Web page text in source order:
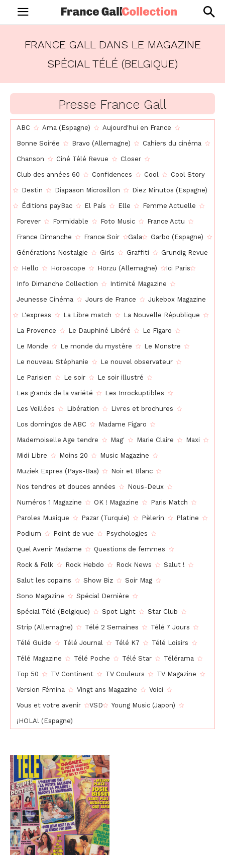
FRANCE GALL DANS LE MAGAZINE
SPÉCIAL TÉLÉ (BELGIQUE)
Presse France Gall
ABC Ama (Espagne) Aujourd'hui en France
Bonne Soirée Bravo (Allemagne) Cahiers du cinéma
Chanson Ciné Télé Revue Closer
Club des années 60 Confidences Cool Cool Story
Destin Diapason Microsillon Diez Minutos (Espagne)
Éditions payBac El País Elle Femme Actuelle
Forever Formidable Foto Music France Actu
France Dimanche France Soir Gala Garbo (Espagne)
Générations Nostalgie Girls Graffiti Grundig Revue
Hello Horoscope Hörzu (Allemagne) Ici Paris
Info Dimanche Collection Intimité Magazine
Jeunesse Cinéma Jours de France Jukebox Magazine
L'express La Libre match La Nouvelle République
La Provence Le Dauphiné Libéré Le Figaro
Le Monde Le monde du mystère Le Monstre
Le nouveau Stéphanie Le nouvel observateur
Le Parisien Le soir Le soir illustré
Les grands de la variété Les Inrockuptibles
Les Veillées Libération Livres et brochures
Los domingos de ABC Madame Figaro
Mademoiselle Age tendre Mag' Marie Claire Maxi
Midi Libre Moins 20 Music Magazine
Muziek Expres (Pays-Bas) Noir et Blanc
Nos tendres et douces années Nous-Deux
Numéros 1 Magazine OK ! Magazine Paris Match
Paroles Musique Pazar (Turquie) Pèlerin Platine
Podium Point de vue Psychologies
Quel Avenir Madame Questions de femmes
Rock & Folk Rock Hebdo Rock News Salut !
Salut les copains Show Biz Soir Mag
Sono Magazine Spécial Dernière
Spécial Télé (Belgique) Spot Light Star Club
Strip (Allemagne) Télé 2 Semaines Télé 7 Jours
Télé Guide Télé Journal Télé K7 Télé Loisirs
Télé Magazine Télé Poche Télé Star Télérama
Top 50 TV Continent TV Couleurs TV Magazine
Version Fémina Vingt ans Magazine Voici
Vous et votre avenir VSD Young Music (Japon)
¡HOLA! (Espagne)